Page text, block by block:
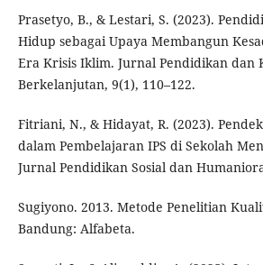
Prasetyo, B., & Lestari, S. (2023).
Hidup sebagai Upaya Membangun
Era Krisis Iklim. Jurnal Pendidikan dan
Berkelanjutan, 9(1), 110–122.
Fitriani, N., & Hidayat, R. (2023).
dalam Pembelajaran IPS di Sekolah
Jurnal Pendidikan Sosial dan
Sugiyono. 2013. Metode Penelitian
Bandung: Alfabeta.